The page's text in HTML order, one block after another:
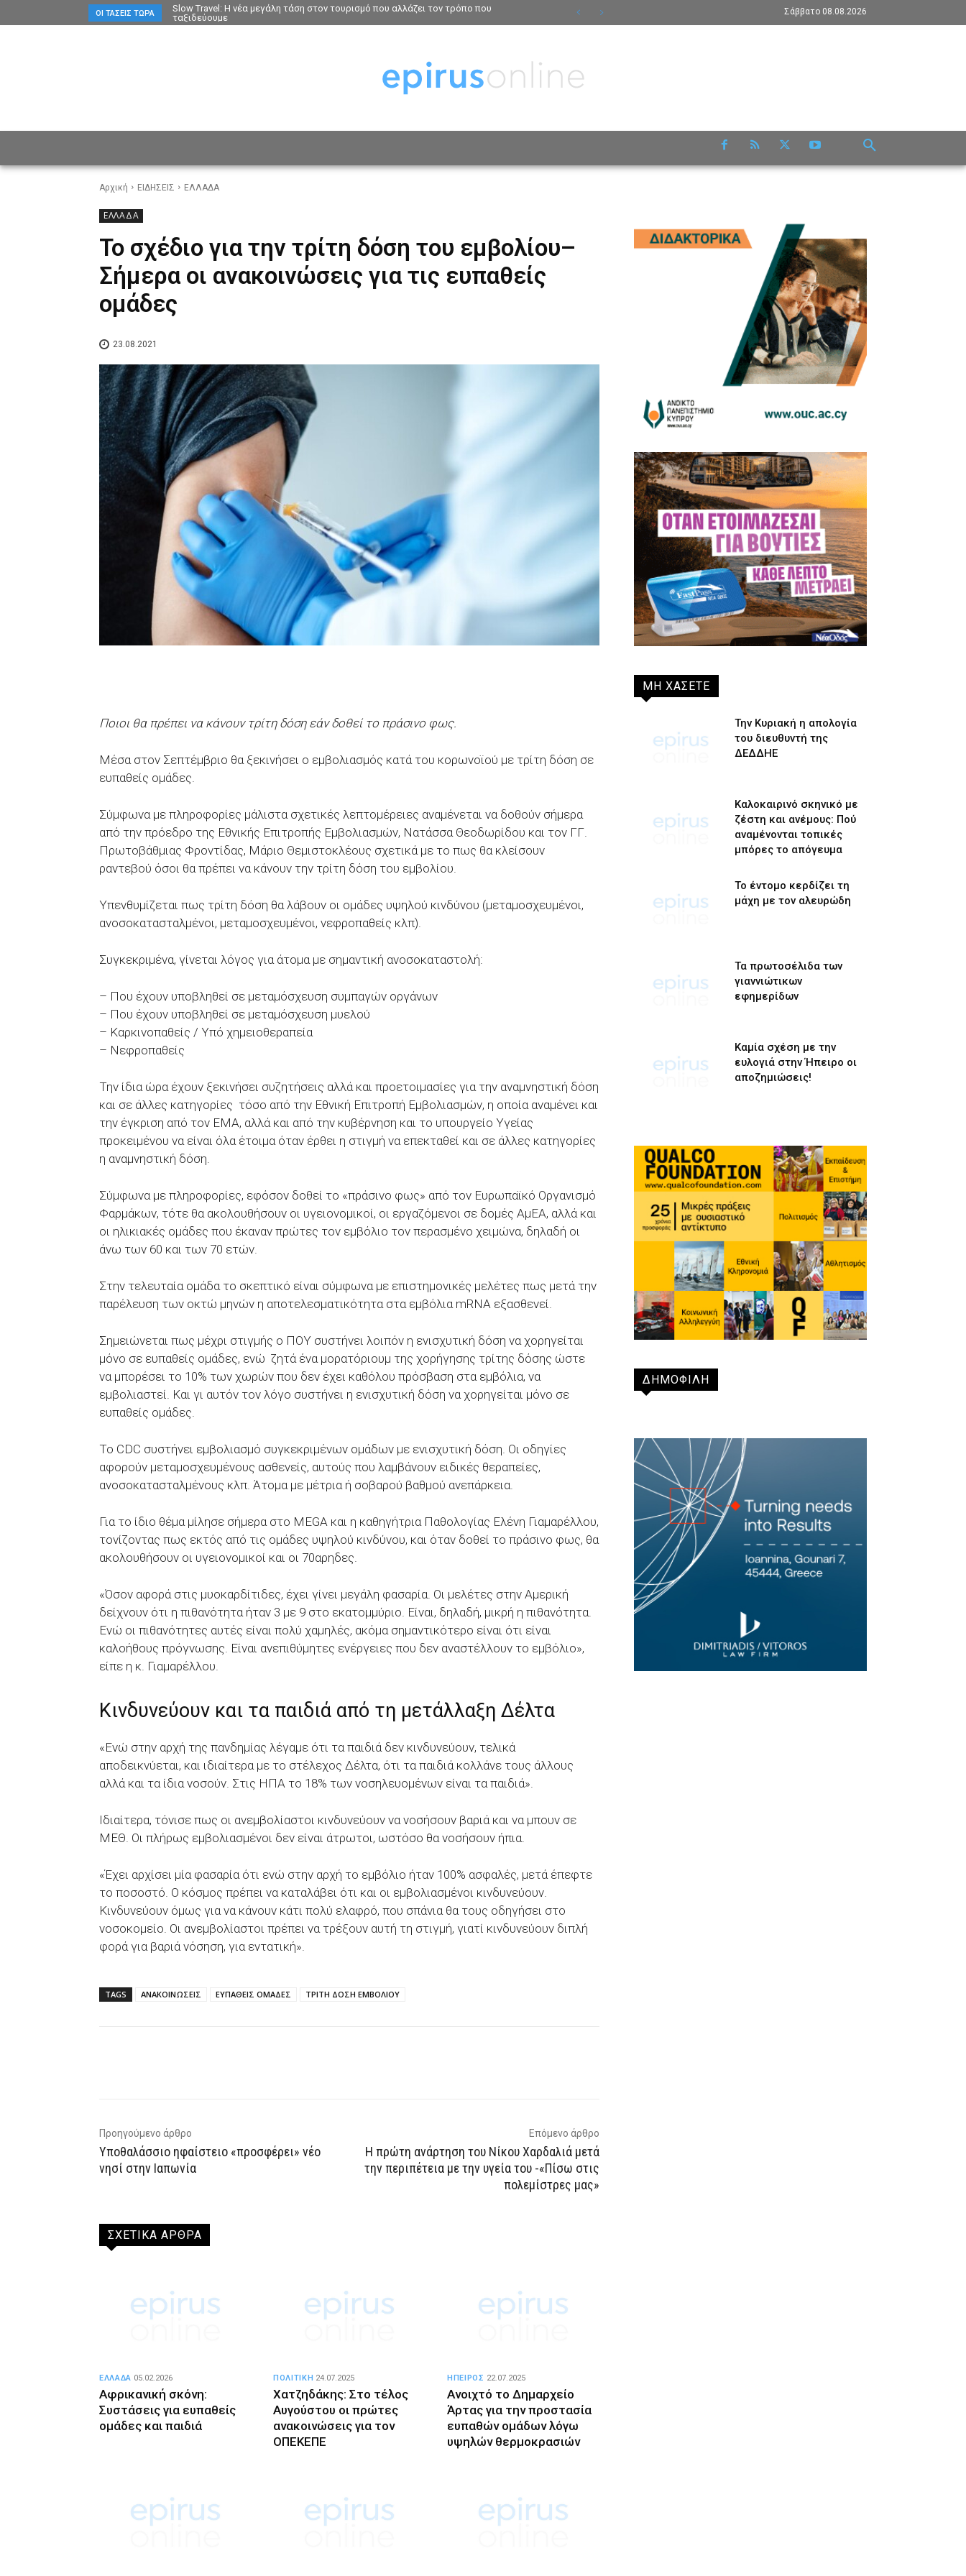
ΟΙ ΤΆΣΕΙΣ ΤΏΡΑ
Slow Travel: Η νέα μεγάλη τάση στον τουρισμό που αλλάζει τον τρόπο που
ταξιδεύουμε
Σάββατο 08.08.2026
Αρχική ΕΙΔΗΣΕΙΣ ΕΛΛΑΔΑ
ΕΛΛΑΔΑ
Το σχέδιο για την τρίτη δόση του εμβολίου–
Σήμερα οι ανακοινώσεις για τις ευπαθείς
ομάδες
23.08.2021
Ποιοι θα πρέπει να κάνουν τρίτη δόση εάν δοθεί το πράσινο φως.
Μέσα στον Σεπτέμβριο θα ξεκινήσει ο εμβολιασμός κατά του κορωνοϊού με τρίτη δόση σε
ευπαθείς ομάδες.
Σύμφωνα με πληροφορίες μάλιστα σχετικές λεπτομέρειες αναμένεται να δοθούν σήμερα
από την πρόεδρο της Εθνικής Επιτροπής Εμβολιασμών, Νατάσσα Θεοδωρίδου και τον ΓΓ.
Πρωτοβάθμιας Φροντίδας, Μάριο Θεμιστοκλέους σχετικά με το πως θα κλείσουν
ραντεβού όσοι θα πρέπει να κάνουν την τρίτη δόση του εμβολίου.
Υπενθυμίζεται πως τρίτη δόση θα λάβουν οι ομάδες υψηλού κινδύνου (μεταμοσχευμένοι,
ανοσοκατασταλμένοι, μεταμοσχευμένοι, νεφροπαθείς κλπ).
Συγκεκριμένα, γίνεται λόγος για άτομα με σημαντική ανοσοκαταστολή:
– Που έχουν υποβληθεί σε μεταμόσχευση συμπαγών οργάνων
– Που έχουν υποβληθεί σε μεταμόσχευση μυελού
– Καρκινοπαθείς / Υπό χημειοθεραπεία
– Νεφροπαθείς
Την ίδια ώρα έχουν ξεκινήσει συζητήσεις αλλά και προετοιμασίες για την αναμνηστική δόση
και σε άλλες κατηγορίες τόσο από την Εθνική Επιτροπή Εμβολιασμών, η οποία αναμένει και
την έγκριση από τον EMA, αλλά και από την κυβέρνηση και το υπουργείο Υγείας
προκειμένου να είναι όλα έτοιμα όταν έρθει η στιγμή να επεκταθεί και σε άλλες κατηγορίες
η αναμνηστική δόση.
Σύμφωνα με πληροφορίες, εφόσον δοθεί το «πράσινο φως» από τον Ευρωπαϊκό Οργανισμό
Φαρμάκων, τότε θα ακολουθήσουν οι υγειονομικοί, οι εργαζόμενοι σε δομές ΑμΕΑ, αλλά και
οι ηλικιακές ομάδες που έκαναν πρώτες τον εμβόλιο τον περασμένο χειμώνα, δηλαδή οι
άνω των 60 και των 70 ετών.
Στην τελευταία ομάδα το σκεπτικό είναι σύμφωνα με επιστημονικές μελέτες πως μετά την
παρέλευση των οκτώ μηνών η αποτελεσματικότητα στα εμβόλια mRNA εξασθενεί.
Σημειώνεται πως μέχρι στιγμής ο ΠΟΥ συστήνει λοιπόν η ενισχυτική δόση να χορηγείται
μόνο σε ευπαθείς ομάδες, ενώ ζητά ένα μορατόριουμ της χορήγησης τρίτης δόσης ώστε
να μπορέσει το 10% των χωρών που δεν έχει καθόλου πρόσβαση στα εμβόλια, να
εμβολιαστεί. Και γι αυτόν τον λόγο συστήνει η ενισχυτική δόση να χορηγείται μόνο σε
ευπαθείς ομάδες.
Το CDC συστήνει εμβολιασμό συγκεκριμένων ομάδων με ενισχυτική δόση. Οι οδηγίες
αφορούν μεταμοσχευμένους ασθενείς, αυτούς που λαμβάνουν ειδικές θεραπείες,
ανοσοκατασταλμένους κλπ. Άτομα με μέτρια ή σοβαρού βαθμού ανεπάρκεια.
Για το ίδιο θέμα μίλησε σήμερα στο MEGA και η καθηγήτρια Παθολογίας Ελένη Γιαμαρέλλου,
τονίζοντας πως εκτός από τις ομάδες υψηλού κινδύνου, και όταν δοθεί το πράσινο φως, θα
ακολουθήσουν οι υγειονομικοί και οι 70αρηδες.
«Όσον αφορά στις μυοκαρδίτιδες, έχει γίνει μεγάλη φασαρία. Οι μελέτες στην Αμερική
δείχνουν ότι η πιθανότητα ήταν 3 με 9 στο εκατομμύριο. Είναι, δηλαδή, μικρή η πιθανότητα.
Ενώ οι πιθανότητες αυτές είναι πολύ χαμηλές, ακόμα σημαντικότερο είναι ότι είναι
καλοήθους πρόγνωσης. Είναι ανεπιθύμητες ενέργειες που δεν αναστέλλουν το εμβόλιο»,
είπε η κ. Γιαμαρέλλου.
Κινδυνεύουν και τα παιδιά από τη μετάλλαξη Δέλτα
«Ενώ στην αρχή της πανδημίας λέγαμε ότι τα παιδιά δεν κινδυνεύουν, τελικά
αποδεικνύεται, και ιδιαίτερα με το στέλεχος Δέλτα, ότι τα παιδιά κολλάνε τους άλλους
αλλά και τα ίδια νοσούν. Στις ΗΠΑ το 18% των νοσηλευομένων είναι τα παιδιά».
Ιδιαίτερα, τόνισε πως οι ανεμβολίαστοι κινδυνεύουν να νοσήσουν βαριά και να μπουν σε
ΜΕΘ. Οι πλήρως εμβολιασμένοι δεν είναι άτρωτοι, ωστόσο θα νοσήσουν ήπια.
«Έχει αρχίσει μία φασαρία ότι ενώ στην αρχή το εμβόλιο ήταν 100% ασφαλές, μετά έπεφτε
το ποσοστό. Ο κόσμος πρέπει να καταλάβει ότι και οι εμβολιασμένοι κινδυνεύουν.
Κινδυνεύουν όμως για να κάνουν κάτι πολύ ελαφρό, που σπάνια θα τους οδηγήσει στο
νοσοκομείο. Οι ανεμβολίαστοι πρέπει να τρέξουν αυτή τη στιγμή, γιατί κινδυνεύουν διπλή
φορά για βαριά νόσηση, για εντατική».
TAGS ΑΝΑΚΟΙΝΩΣΕΙΣ ΕΥΠΑΘΕΙΣ ΟΜΑΔΕΣ ΤΡΙΤΗ ΔΟΣΗ ΕΜΒΟΛΙΟΥ
Προηγούμενο άρθρο
Υποθαλάσσιο ηφαίστειο «προσφέρει» νέο
νησί στην Ιαπωνία
Επόμενο άρθρο
Η πρώτη ανάρτηση του Νίκου Χαρδαλιά μετά
την περιπέτεια με την υγεία του -«Πίσω στις
πολεμίστρες μας»
ΣΧΕΤΙΚΑ ΑΡΘΡΑ
Αφρικανική σκόνη:
Συστάσεις για ευπαθείς
ομάδες και παιδιά
ΕΛΛΑΔΑ 05.02.2026
Χατζηδάκης: Στο τέλος
Αυγούστου οι πρώτες
ανακοινώσεις για τον
ΟΠΕΚΕΠΕ
ΠΟΛΙΤΙΚΗ 24.07.2025
Ανοιχτό το Δημαρχείο
Άρτας για την προστασία
ευπαθών ομάδων λόγω
υψηλών θερμοκρασιών
ΗΠΕΙΡΟΣ 22.07.2025
ΜΗ ΧΑΣΕΤΕ
Την Κυριακή η απολογία
του διευθυντή της
ΔΕΔΔΗΕ
Καλοκαιρινό σκηνικό με
ζέστη και ανέμους: Πού
αναμένονται τοπικές
μπόρες το απόγευμα
Το έντομο κερδίζει τη
μάχη με τον αλευρώδη
Τα πρωτοσέλιδα των
γιαννιώτικων
εφημερίδων
Καμία σχέση με την
ευλογιά στην Ήπειρο οι
αποζημιώσεις!
ΔΗΜΟΦΙΛΗ